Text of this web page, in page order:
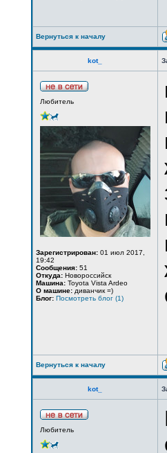
Вернуться к началу
kot_
Любитель
Зарегистрирован: 01 июл 2017,
19:42
Сообщения: 51
Откуда: Новороссийск
Машина: Toyota Vista Ardeo
О машине: диванчик =)
Блог: Посмотреть блог (1)
Вернуться к началу
kot_
Любитель